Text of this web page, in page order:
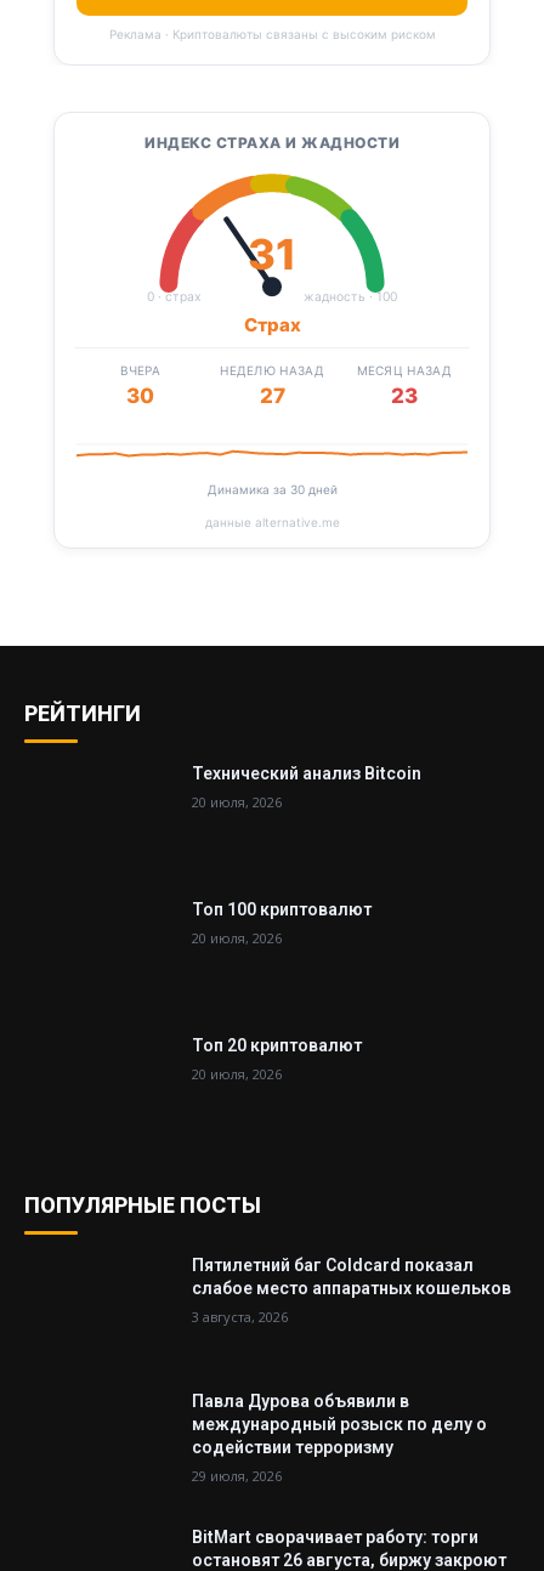
Реклама · Криптовалюты связаны с высоким риском
ИНДЕКС СТРАХА И ЖАДНОСТИ
0 · страх жадность · 100
31
Страх
ВЧЕРА
30
НЕДЕЛЮ НАЗАД
27
МЕСЯЦ НАЗАД
23
Динамика за 30 дней
данные alternative.me
РЕЙТИНГИ
Технический анализ Bitcoin
20 июля, 2026
Топ 100 криптовалют
20 июля, 2026
Топ 20 криптовалют
20 июля, 2026
ПОПУЛЯРНЫЕ ПОСТЫ
Пятилетний баг Coldcard показал
слабое место аппаратных кошельков
3 августа, 2026
Павла Дурова объявили в
международный розыск по делу о
содействии терроризму
29 июля, 2026
BitMart сворачивает работу: торги
остановят 26 августа, биржу закроют